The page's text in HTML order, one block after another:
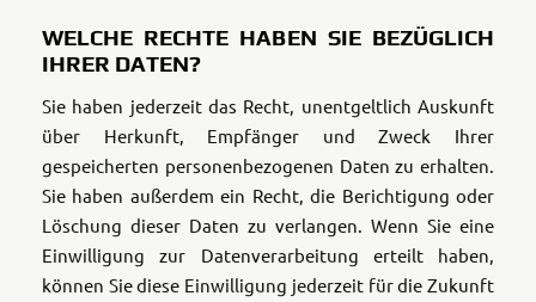
WELCHE RECHTE HABEN SIE BEZÜGLICH
IHRER DATEN?
Sie haben jederzeit das Recht, unentgeltlich Auskunft
über Herkunft, Empfänger und Zweck Ihrer
gespeicherten personenbezogenen Daten zu erhalten.
Sie haben außerdem ein Recht, die Berichtigung oder
Löschung dieser Daten zu verlangen. Wenn Sie eine
Einwilligung zur Datenverarbeitung erteilt haben,
können Sie diese Einwilligung jederzeit für die Zukunft